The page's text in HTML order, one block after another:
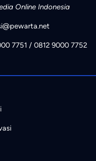
Online Indonesia
7751 / 0812 9000 7752